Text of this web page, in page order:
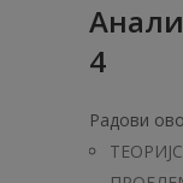
4
Радови